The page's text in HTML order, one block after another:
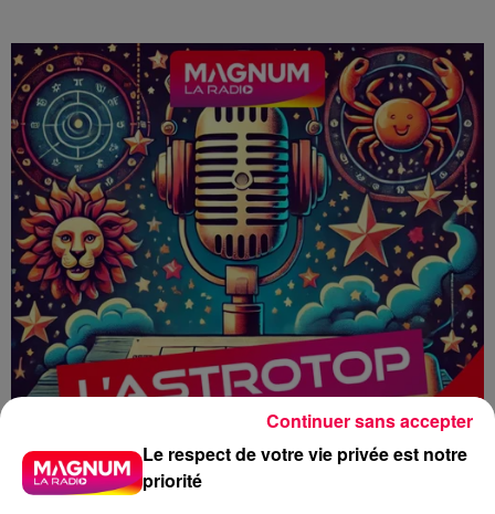
Le respect de votre vie privée est notre
priorité
Continuer sans accepter